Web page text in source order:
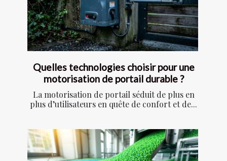
Quelles technologies choisir pour une
motorisation de portail durable ?
La motorisation de portail séduit de plus en
plus d’utilisateurs en quête de confort et de...